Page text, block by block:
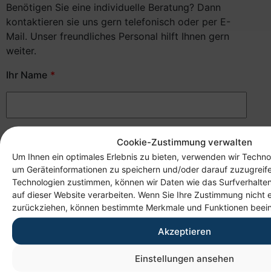
Cookie-Zustimmung verwalten
Um Ihnen ein optimales Erlebnis zu bieten, verwenden wir
um Geräteinformationen zu speichern und/oder darauf
Technologien zustimmen, können wir Daten wie das
auf dieser Website verarbeiten. Wenn Sie Ihre Zustimmung nicht
zurückziehen, können bestimmte Merkmale und Funktionen
Akzeptieren
Einstellungen ansehen
Benötigen Sie eine individuelle Beratung? Dann
kontaktieren sie uns gern telefonisch oder per E-
Mail. Unser freundliches Personal hilft Ihnen gern
weiter.
Ihr Name
Ihre E-Mail Adresse
Nachricht